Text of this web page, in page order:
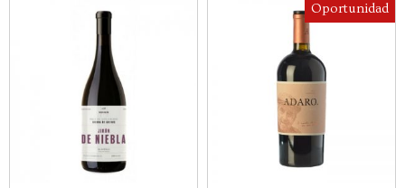
Oportunidad